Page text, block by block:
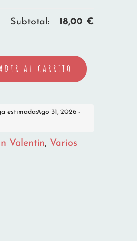
Subtotal: 18,00 €
AL CARRITO
estimada:Ago 31, 2026 -
Valentin, Varios